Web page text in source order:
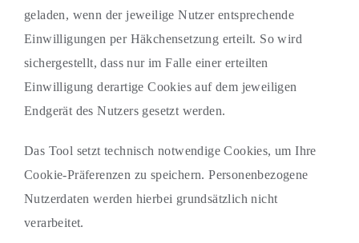
geladen, wenn der jeweilige Nutzer entsprechende
Einwilligungen per Häkchensetzung erteilt. So wird
sichergestellt, dass nur im Falle einer erteilten
Einwilligung derartige Cookies auf dem jeweiligen
Endgerät des Nutzers gesetzt werden.
Das Tool setzt technisch notwendige Cookies, um Ihre
Cookie-Präferenzen zu speichern. Personenbezogene
Nutzerdaten werden hierbei grundsätzlich nicht
verarbeitet.